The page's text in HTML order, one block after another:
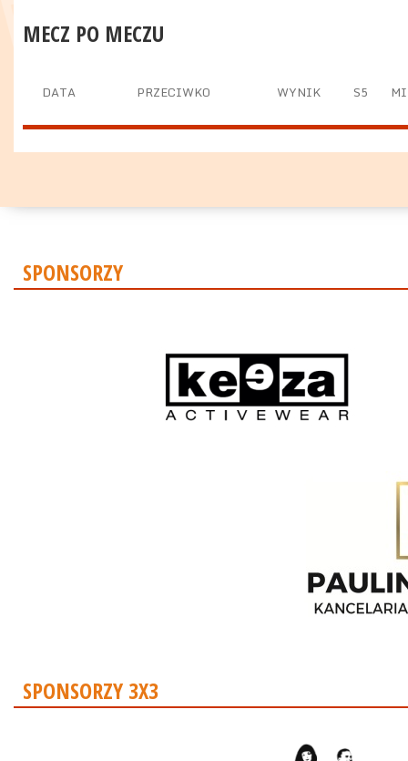
MECZ PO MECZU
DATA PRZECIWKO WYNIK S5
SPONSORZY
SPONSORZY 3X3